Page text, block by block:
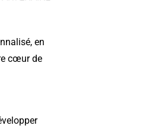
en
cœur de